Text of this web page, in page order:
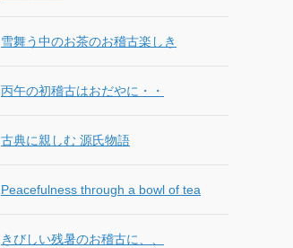
雪舞う中のお茶のお稽古楽しき
丙午の初稽古はおだやに・・
古典に親しむ 源氏物語
Peacefulness through a bowl of tea
きびしい残暑のお稽古に、、